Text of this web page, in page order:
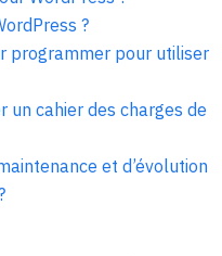
?
programmer pour utiliser
un cahier des charges de
et d’évolution